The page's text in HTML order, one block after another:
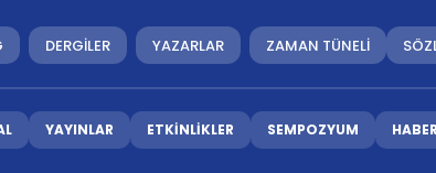
DERGİLER YAZARLAR ZAMAN TÜNELİ
YAYINLAR ETKİNLİKLER SEMPOZYUM